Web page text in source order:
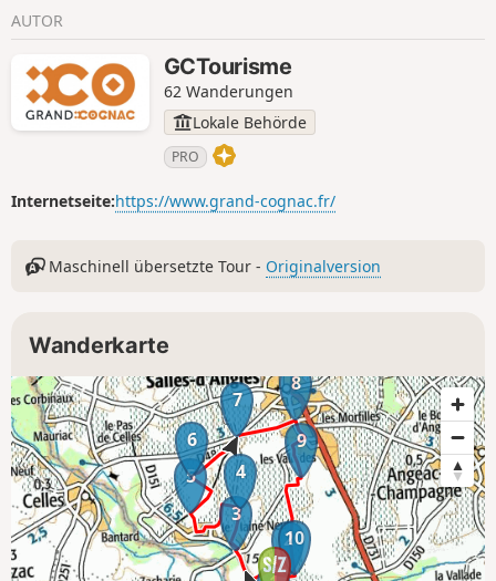
AUTOR
GCTourisme
62 Wanderungen
Lokale Behörde
PRO
Internetseite:https://www.grand-cognac.fr/
Maschinell übersetzte Tour - Originalversion
Wanderkarte
2
3
4
5
6
7
8
9
10